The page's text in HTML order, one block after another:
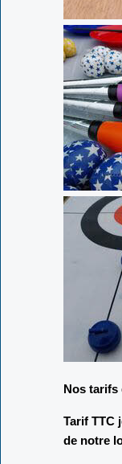
Nos tarifs
Tarif TTC
de notre